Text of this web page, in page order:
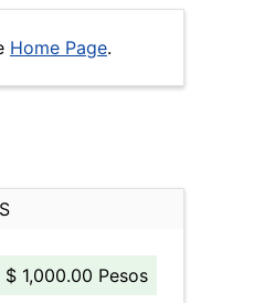
Home Page.
$ 1,000.00 Pesos